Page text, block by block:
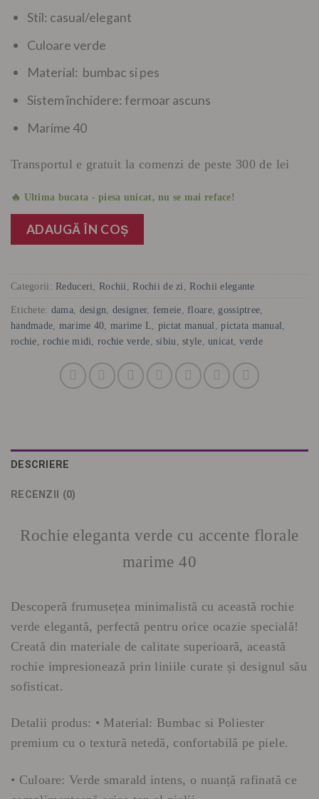
Stil: casual/elegant
Culoare verde
Material: bumbac si pes
Sistem închidere: fermoar ascuns
Marime 40
Transportul e gratuit la comenzi de peste 300 de lei
🔥 Ultima bucata - piesa unicat, nu se mai reface!
ADAUGĂ ÎN COȘ
Categorii:Reduceri ,Rochii ,Rochii de zi ,Rochii elegante
Etichete: dama design designer, femeie ,floare, gossiptree
handmade marime 40 ,marime L pictat manual ,pictata manual
rochie ,rochie midi ,rochie verde ,sibiu ,style ,unicat,verde
DESCRIERE
RECENZII (0)
Rochie eleganta verde cu accente florale
marime 40
Descoperă frumusețea minimalistă cu această rochie
verde elegantă, perfectă pentru orice ocazie specială!
Creată din materiale de calitate superioară, această
rochie impresionează prin liniile curate și designul său
sofisticat.
Detalii produs: • Material: Bumbac si Poliester
premium cu o textură netedă, confortabilă pe piele.
• Culoare: Verde smarald intens, o nuanță rafinată ce